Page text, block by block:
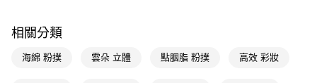
AFTEE先享後付
【關於「AFTEE先享後付」】
相關分類
海綿 粉撲 雲朵 立體 點胭脂 粉撲 高效 彩妝